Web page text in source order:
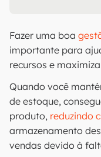
Fazer uma boa
importante para
recursos e
Quando você
de estoque,
produto, reduzindo
armazenamento
vendas devido à